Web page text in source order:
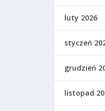
luty 2026
styczeń
grudzień
listopad